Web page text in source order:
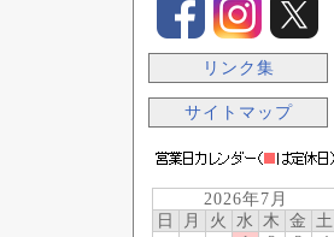
リンク集
サイトマップ
2026年7月
日
月 火 水 木 金 土